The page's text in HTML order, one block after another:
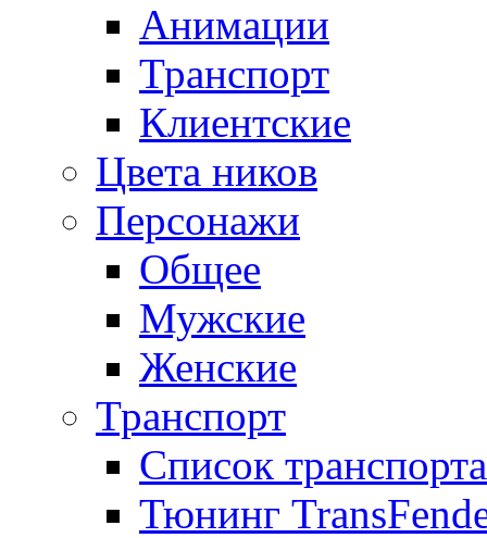
Анимации
Транспорт
Клиентские
Цвета ников
Персонажи
Общее
Мужские
Женские
Транспорт
Список транспорта
Тюнинг